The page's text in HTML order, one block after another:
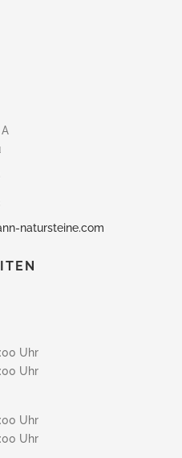
natursteine.com
Uhr
Uhr
Uhr
Uhr